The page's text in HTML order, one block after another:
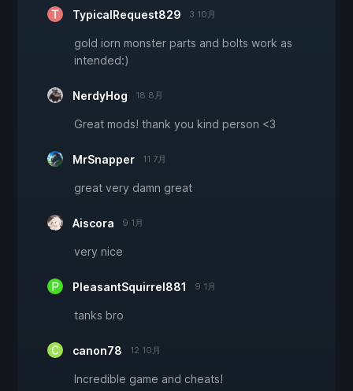
TypicalRequest829 3 10月
gold iorn monster parts and bolts work as
intended:)
NerdyHog 18 8月
Great mods! thank you kind person <3
MrSnapper 11 7月
great very damn great
Aiscora 9 1月
very nice
PleasantSquirrel881 9 1月
tanks bro
canon78 12 10月
Incredible game and cheats!